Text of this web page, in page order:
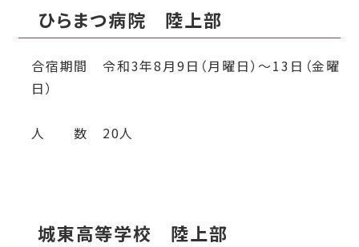
ひらまつ病院 陸上部
合宿期間 令和3年8月9日（月曜日）～13日（金曜
日）
人 数 20人
城東高等学校 陸上部